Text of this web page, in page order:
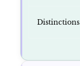
Distinctions